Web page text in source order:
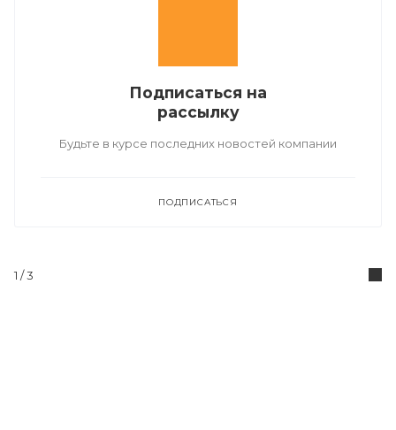
Подписаться на
рассылку
Будьте в курсе последних новостей компании
ПОДПИСАТЬСЯ
1 / 3